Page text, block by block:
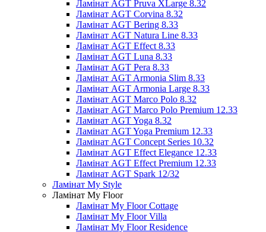
Ламінат AGT Pruva XLarge 8.32
Ламінат AGT Corvina 8.32
Ламінат AGT Bering 8.33
Ламінат AGT Natura Line 8.33
Ламінат AGT Effect 8.33
Ламінат AGT Luna 8.33
Ламінат AGT Pera 8.33
Ламінат AGT Armonia Slim 8.33
Ламінат AGT Armonia Large 8.33
Ламінат AGT Marco Polo 8.32
Ламінат AGT Marco Polo Premium 12.33
Ламінат AGT Yoga 8.32
Ламінат AGT Yoga Premium 12.33
Ламінат AGT Concept Series 10.32
Ламінат AGT Effect Elegance 12.33
Ламінат AGT Effect Premium 12.33
Ламінат AGT Spark 12/32
Ламінат My Style
Ламінат My Floor
Ламінат My Floor Cottage
Ламінат My Floor Villa
Ламінат My Floor Residence